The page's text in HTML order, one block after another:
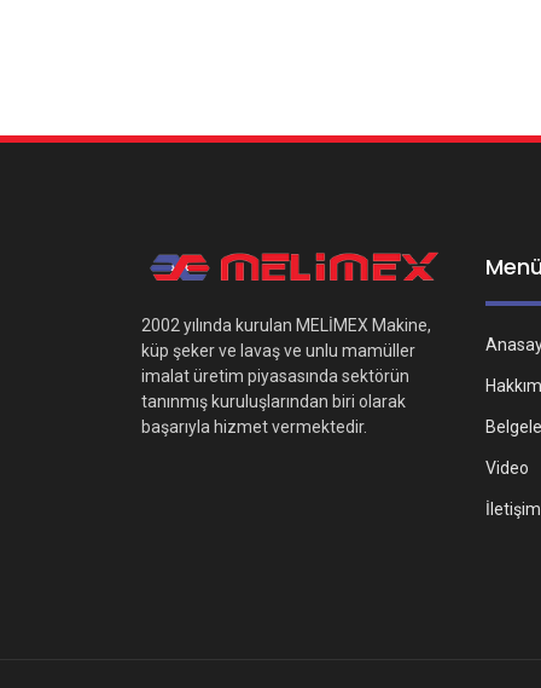
2002 yılında kurulan MELİMEX Makine,
küp şeker ve lavaş ve unlu mamüller
imalat üretim piyasasında sektörün
tanınmış kuruluşlarından biri olarak
başarıyla hizmet vermektedir.
Video
İletişim